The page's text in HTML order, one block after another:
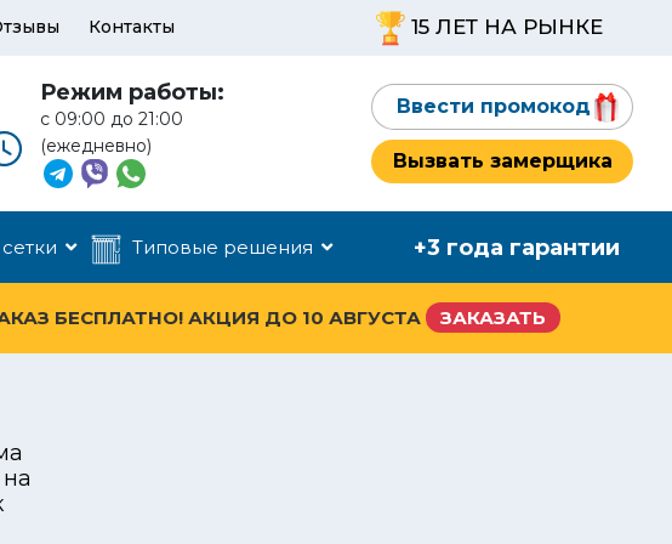
Контакты 15 ЛЕТ НА РЫНКЕ
Режим работы:
с 09:00 до 21:00
(ежедневно)
Ввести промокод
Вызвать замерщика
Типовые решения +3 года гарантии
БЕСПЛАТНО! АКЦИЯ ДО 10 АВГУСТА ЗАКАЗАТЬ